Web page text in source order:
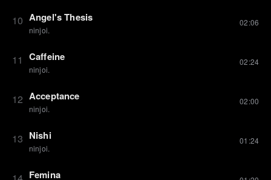
10 Angel's Thesis
ninjoi.
02:06
11 Caffeine
ninjoi.
02:24
12 Acceptance
ninjoi.
02:00
13 Nishi
ninjoi.
01:24
Femina